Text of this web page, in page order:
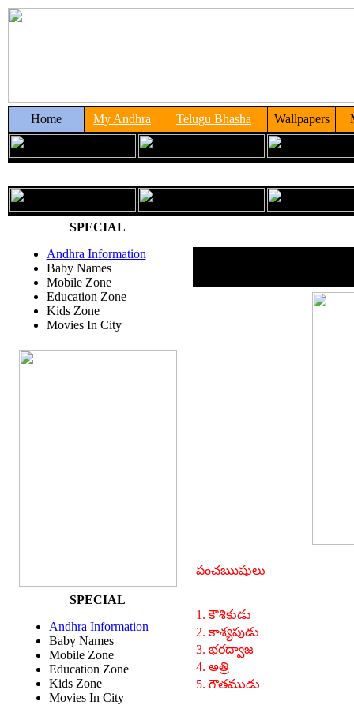
Home My Andhra Telugu Bhasha Wallpapers
SPECIAL
Andhra Information
Baby Names
Mobile Zone
Education Zone
Kids Zone
Movies In City
SPECIAL
Andhra Information
Baby Names
Mobile Zone
Education Zone
Kids Zone
Movies In City
పంచఋషులు
1. కౌశికుడు
2. కాశ్యపుడు
3. భరద్వాజ
4. అత్రి
5. గౌతముడు